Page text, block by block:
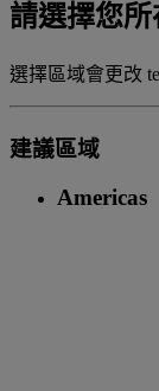
請選擇您
選擇區域會更改
建議區域
Americas